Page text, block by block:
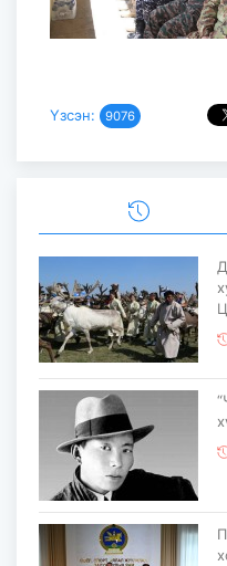
Үзсэн: 9076